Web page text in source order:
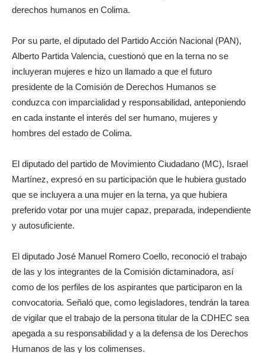
derechos humanos en Colima.
Por su parte, el diputado del Partido Acción Nacional (PAN),
Alberto Partida Valencia, cuestionó que en la terna no se
incluyeran mujeres e hizo un llamado a que el futuro
presidente de la Comisión de Derechos Humanos se
conduzca con imparcialidad y responsabilidad, anteponiendo
en cada instante el interés del ser humano, mujeres y
hombres del estado de Colima.
El diputado del partido de Movimiento Ciudadano (MC), Israel
Martínez, expresó en su participación que le hubiera gustado
que se incluyera a una mujer en la terna, ya que hubiera
preferido votar por una mujer capaz, preparada, independiente
y autosuficiente.
El diputado José Manuel Romero Coello, reconoció el trabajo
de las y los integrantes de la Comisión dictaminadora, así
como de los perfiles de los aspirantes que participaron en la
convocatoria. Señaló que, como legisladores, tendrán la tarea
de vigilar que el trabajo de la persona titular de la CDHEC sea
apegada a su responsabilidad y a la defensa de los Derechos
Humanos de las y los colimenses.